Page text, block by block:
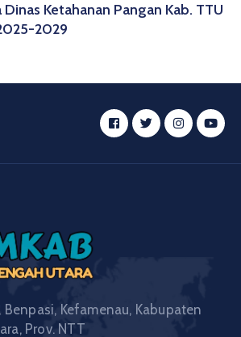
Dinas Ketahanan Pangan Kab. TTU
2029
Benpasi, Kefamenau, Kabupaten
Prov. NTT